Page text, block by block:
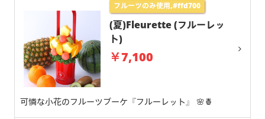
フルーツのみ使用,#ffd700
(夏)Fleurette (フルーレッ
ト)
￥7,100
可憐な小花のフルーツブーケ『フルーレット』 🌸🍍